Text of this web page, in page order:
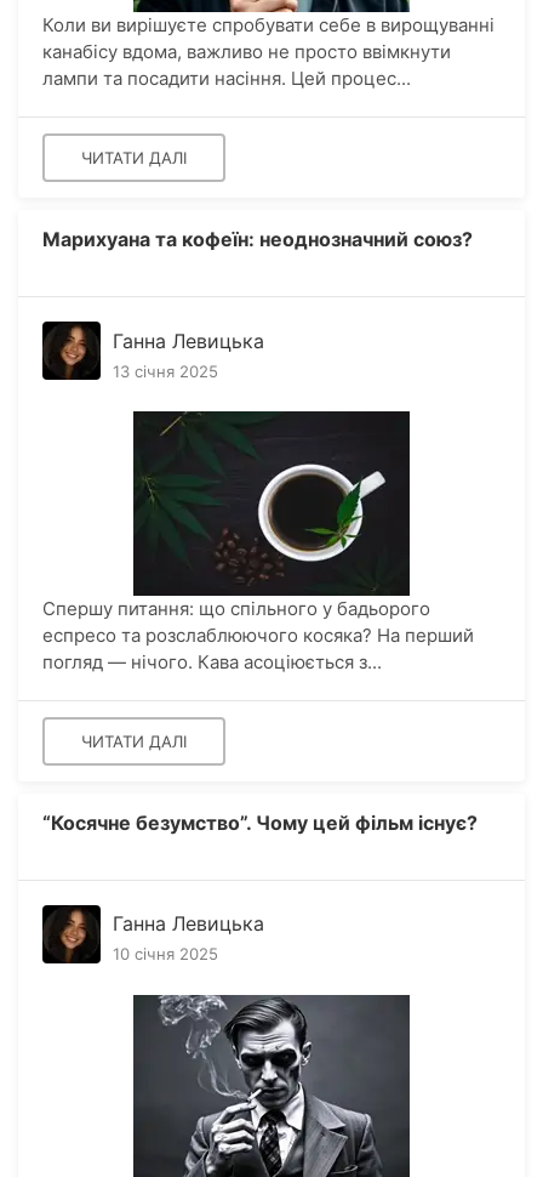
Коли ви вирішуєте спробувати себе в вирощуванні
канабісу вдома, важливо не просто ввімкнути
лампи та посадити насіння. Цей процес...
ЧИТАТИ ДАЛІ
Марихуана та кофеїн: неоднозначний союз?
Ганна Левицька
13 січня 2025
Спершу питання: що спільного у бадьорого
еспресо та розслаблюючого косяка? На перший
погляд — нічого. Кава асоціюється з...
ЧИТАТИ ДАЛІ
“Косячне безумство”. Чому цей фільм існує?
Ганна Левицька
10 січня 2025